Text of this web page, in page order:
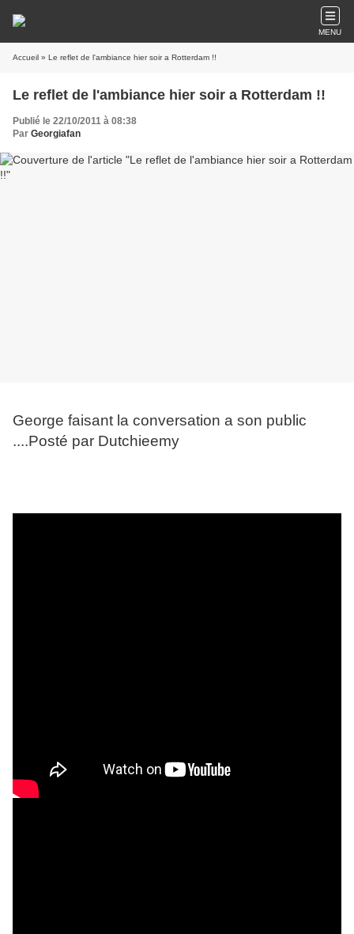
MENU
Accueil » Le reflet de l'ambiance hier soir a Rotterdam !!
Le reflet de l'ambiance hier soir a Rotterdam !!
Publié le 22/10/2011 à 08:38
Par Georgiafan
George faisant la conversation a son public
....Posté par Dutchieemy